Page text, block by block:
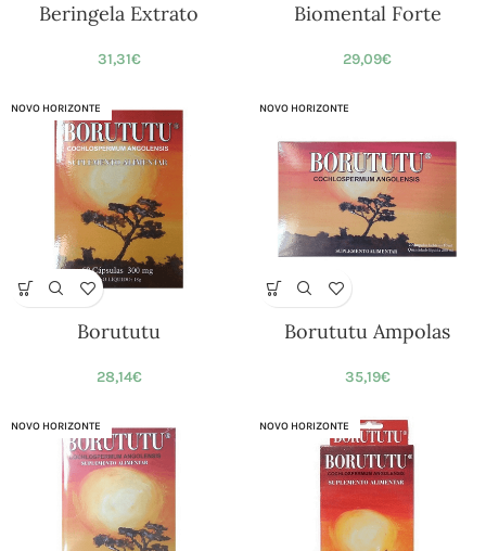
Beringela Extrato
31,31€
Biomental Forte
29,09€
NOVO HORIZONTE
Borututu
28,14€
NOVO HORIZONTE
Borututu Ampolas
35,19€
NOVO HORIZONTE NOVO HORIZONTE